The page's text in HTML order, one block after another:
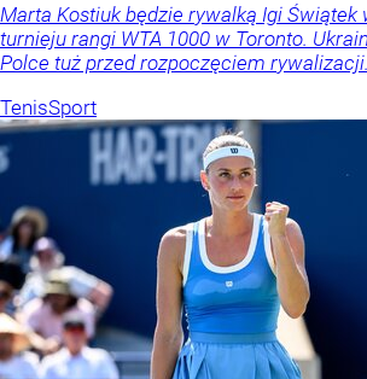
Marta Kostiuk będzie rywalką Igi Świątek
turnieju rangi WTA 1000 w Toronto.
Polce tuż przed rozpoczęciem rywalizacji.
TenisSport